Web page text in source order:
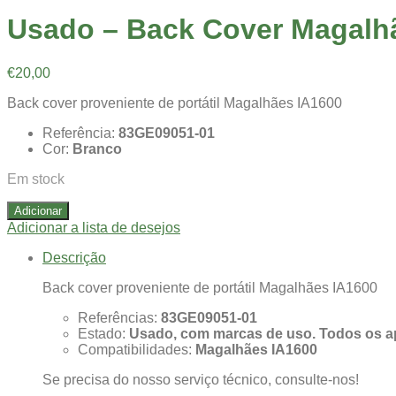
Usado – Back Cover
€20,00
Back cover proveniente de portátil Magalhães IA1600
Referência: 83GE09051-01
Cor: Branco
Em stock
Adicionar
Adicionar a lista de desejos
Descrição
Back cover proveniente de portátil Magalhães IA1600
Referências: 83GE09051-01
Estado: Usado, com marcas de uso. Todos os
Compatibilidades: Magalhães IA1600
Se precisa do nosso serviço técnico, consulte-nos!